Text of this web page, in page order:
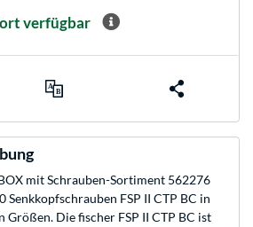
verfügbar
mit Schrauben-Sortiment 562276
FSP II CTP BC in
Die fischer FSP II CTP BC ist